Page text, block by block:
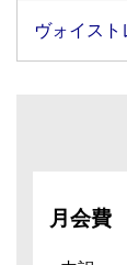
ヴォイス
月会費